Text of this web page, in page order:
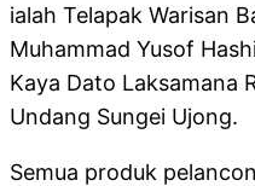
ialah Telapak Warisan
Muhammad Yusof
Kaya Dato Laksamana
Undang Sungei Ujong.
Semua produk